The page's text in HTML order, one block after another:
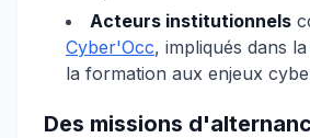
Acteurs institutionnels
Cyber'Occ, impliqués dans
la formation aux enjeux
Des missions